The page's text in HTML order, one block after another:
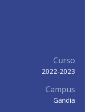
Curso
2022-2023
Campus
Gandia